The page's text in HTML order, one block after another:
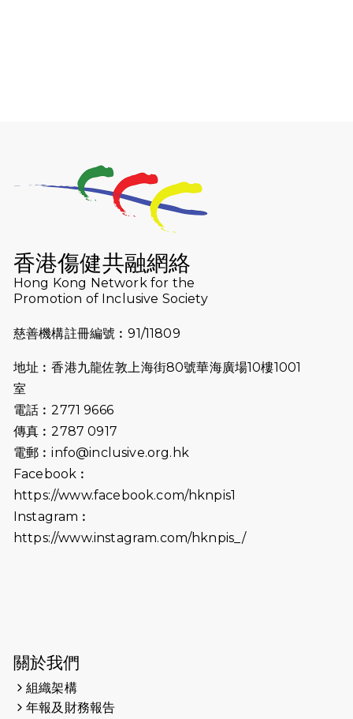
2026-07-23
猛龍長跑隊恆常練習 - 7月23日
（19:00開始）
猛龍長跑隊恆常練習 - 7月16日
2026-07-10
【猛龍戈壁118公里分享暨香港傷健共
融網絡15周年晚宴】
2026-07-09
猛龍長跑隊恆常練習 - 7月9日（19:00
2026-07-02
2026-06-25
（19:00開始）
2026-06-18
猛龍長跑隊恆常練習 - 6月18日
2026-06-11
猛龍長跑隊恆常練習 - 6月11日（19:00
2026-05-28
2026-05-22
香港傷健共融網絡
Hong Kong Network for the
Promotion of Inclusive Society
慈善機構註冊編號︰91/11809
地址︰香港九龍佐敦上海街80號華海廣場10樓1001
室
電話︰2771 9666
傳真︰2787 0917
電郵︰info@inclusive.org.hk
Facebook︰
https://www.facebook.com/hknpis1
Instagram︰
https://www.instagram.com/hknpis_/
關於我們
組織架構
年報及財務報告